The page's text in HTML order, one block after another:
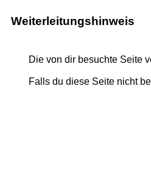
Weiterleitungshinweis
Die von dir besuchte Seite
Falls du diese Seite nicht